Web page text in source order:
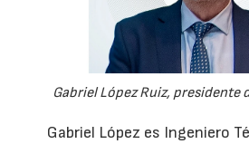
Gabriel López Ruiz, presidente
Gabriel López es Ingeniero